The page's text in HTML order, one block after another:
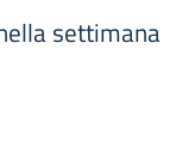
settimana